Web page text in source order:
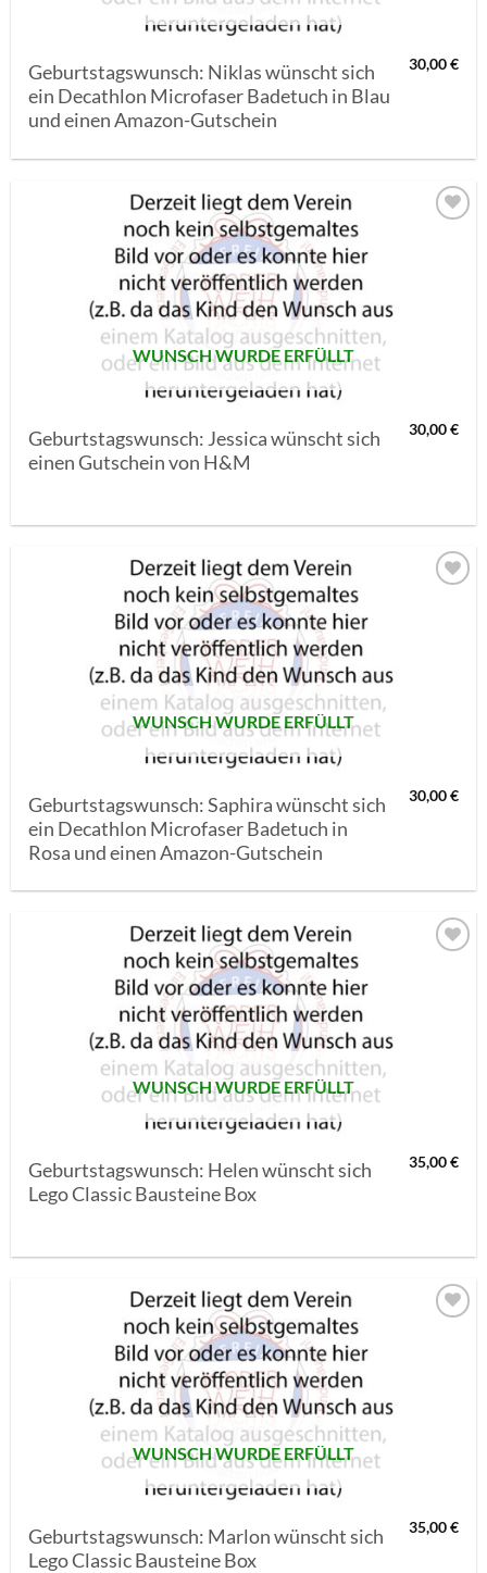
Geburtstagswunsch: Niklas wünscht sich
ein Decathlon Microfaser Badetuch in Blau
und einen Amazon-Gutschein
30,00€
WUNSCH WURDE ERFÜLLT
Geburtstagswunsch: Jessica wünscht sich
einen Gutschein von H&M
30,00€
WUNSCH WURDE ERFÜLLT
Geburtstagswunsch: Saphira wünscht sich
ein Decathlon Microfaser Badetuch in
Rosa und einen Amazon-Gutschein
30,00€
WUNSCH WURDE ERFÜLLT
Geburtstagswunsch: Helen wünscht sich
Lego Classic Bausteine Box
35,00€
WUNSCH WURDE ERFÜLLT
Geburtstagswunsch: Marlon wünscht sich
Lego Classic Bausteine Box
35,00€